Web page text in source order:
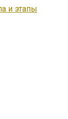
и этапы